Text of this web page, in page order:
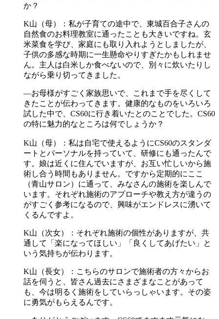
か？
K山（母）：私が子育ての途中で、東城百合子さんの
自然食のお料理教室に通ったことも大きいですね。玄
米菜食を学び、家庭にも取り入れようとしましたが、
子供の多感な時期に一生懸命やりすぎたかもしれませ
ん。主人は白米しか食べないので、別々に炊いたりし
ながら乗り切ってきました。
―お母様がすごく家族思いで、これまで手を尽くして
きたことが伝わってきます。健康的なものをいろいろ
試した中で、CS60に行き着いたとのことでした。CS60
の特に魅力的なところは何でしょうか？
K山（母）：私は自宅で使えるようにCS60のスタンダ
ートとパーソナルを持っていて、研修にも通ったんで
す。娘は近くに住んでいますが、お互い忙しいから施
術し合う時間もありません。ですから定期的にここ
（青山サロン）に通って、みなさんの施術を楽しんで
います。それぞれ施術のアプローチや教え方が違うの
がすごく参考になるので、興味がエンドレスに湧いて
くるんですよ。
K山（次女）：それぞれ施術の個性がありますが、共
通して「楽になってほしい」「良くしてあげたい」と
いう気持ちが伝わります。
K山（長女）：こちらのサロンで施術者の方々からお
話を伺うと、皆さん過去にさまざまなことがあって
も、今は明るく施術をしていらっしゃいます。その姿
に勇気がもらえるんです。